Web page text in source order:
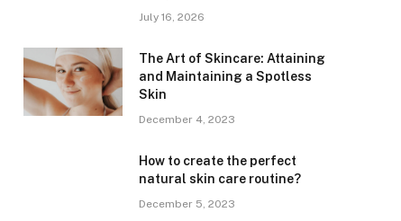
July 16, 2026
The Art of Skincare: Attaining
and Maintaining a Spotless
Skin
December 4, 2023
How to create the perfect
natural skin care routine?
December 5, 2023